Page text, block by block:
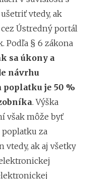
vtedy, ak
Ústredný portál
Podľa § 6 zákona
sa úkony a
návrhu
poplatku je 50 %
. Výška
však môže byť
poplatku za
vtedy, ak aj všetky